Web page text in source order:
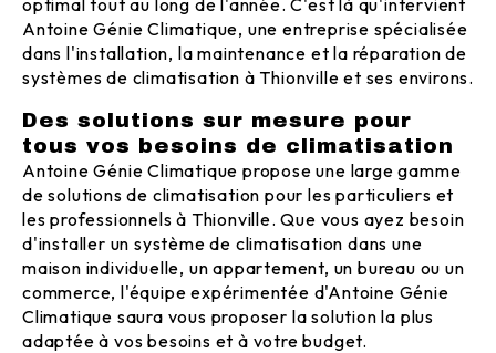
Antoine Génie Climatique, une entreprise spécialisée
dans l'installation, la maintenance et la réparation de
systèmes de climatisation à Thionville et ses environs.
Des solutions sur mesure pour
tous vos besoins de climatisation
Antoine Génie Climatique propose une large gamme
de solutions de climatisation pour les particuliers et
les professionnels à Thionville. Que vous ayez besoin
d'installer un système de climatisation dans une
maison individuelle, un appartement, un bureau ou un
commerce, l'équipe expérimentée d'Antoine Génie
Climatique saura vous proposer la solution la plus
adaptée à vos besoins et à votre budget.